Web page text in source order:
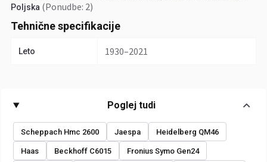
Poljska (Ponudbe: 2)
Tehnične specifikacije
Leto 1930–2021
Poglej tudi
Scheppach Hmc 2600 Jaespa Heidelberg QM46
Haas Beckhoff C6015 Fronius Symo Gen24